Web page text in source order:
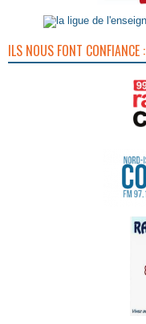
ILS NOUS FONT CONFIANCE :